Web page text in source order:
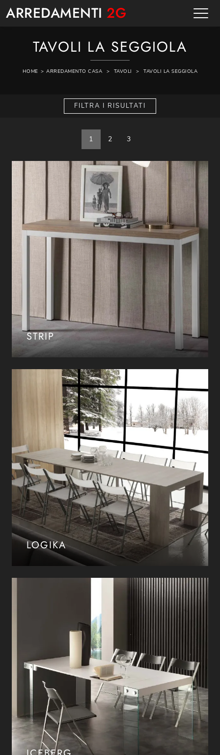
ARREDAMENTI 2G
TAVOLI LA SEGGIOLA
HOME > ARREDAMENTO CASA > TAVOLI > TAVOLI LA SEGGIOLA
FILTRA I RISULTATI
1 2 3
STRIP
LOGIKA